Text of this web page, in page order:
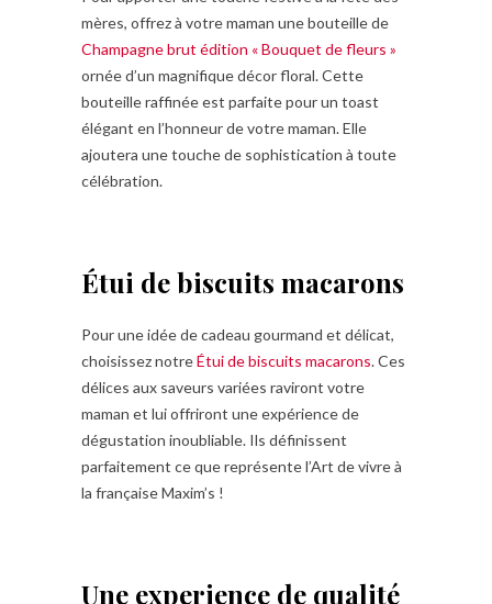
mères, offrez à votre maman une bouteille de
Champagne brut édition « Bouquet de fleurs »
ornée d’un magnifique décor floral. Cette
bouteille raffinée est parfaite pour un toast
élégant en l’honneur de votre maman. Elle
ajoutera une touche de sophistication à toute
célébration.
Étui de biscuits macarons
Pour une idée de cadeau gourmand et délicat,
choisissez notreÉtui de biscuits macarons. Ces
délices aux saveurs variées raviront votre
maman et lui offriront une expérience de
dégustation inoubliable. Ils définissent
parfaitement ce que représente l’Art de vivre à
la française Maxim’s !
Une experience de qualité